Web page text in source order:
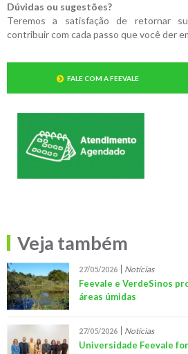
Dúvidas ou sugestões?
Teremos a satisfação de retornar
contribuir com cada passo que você der
FALE COM A FEEVALE
Veja também
27/05/2026 Notícias
Feevale e VerdeSinos
áreas úmidas
27/05/2026 Notícias
Universidade Feevale